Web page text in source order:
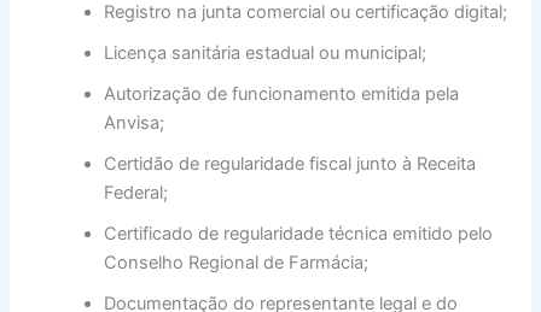
Registro na junta comercial ou certificação digital;
Licença sanitária estadual ou municipal;
Autorização de funcionamento emitida pela
Anvisa;
Certidão de regularidade fiscal junto à Receita
Federal;
Certificado de regularidade técnica emitido pelo
Conselho Regional de Farmácia;
Documentação do representante legal e do